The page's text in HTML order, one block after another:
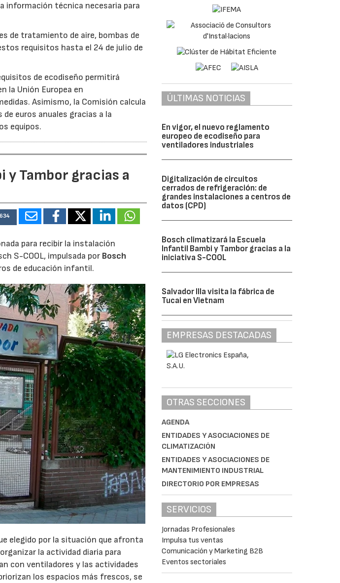
información técnica necesaria para
de tratamiento de aire, bombas de
requisitos hasta el 24 de julio de
de ecodiseño permitirá
la Unión Europea en
Asimismo, la Comisión calcula
euros anuales gracias a la
equipos.
Tambor gracias a
634
para recibir la instalación
S-COOL, impulsada por Bosch
de educación infantil.
elegido por la situación que afronta
la actividad diaria para
con ventiladores y las actividades
los espacios más frescos, se
ÚLTIMAS NOTICIAS
En vigor, el nuevo reglamento
europeo de ecodiseño para
ventiladores industriales
Digitalización de circuitos
cerrados de refrigeración: de
grandes instalaciones a centros de
datos (CPD)
Bosch climatizará la Escuela
Infantil Bambi y Tambor gracias a la
iniciativa S-COOL
Salvador Illa visita la fábrica de
Tucai en Vietnam
EMPRESAS DESTACADAS
OTRAS SECCIONES
AGENDA
ENTIDADES Y ASOCIACIONES DE
CLIMATIZACIÓN
ENTIDADES Y ASOCIACIONES DE
MANTENIMIENTO INDUSTRIAL
DIRECTORIO POR EMPRESAS
SERVICIOS
Jornadas Profesionales
Impulsa tus ventas
Comunicación y Marketing B2B
Eventos sectoriales